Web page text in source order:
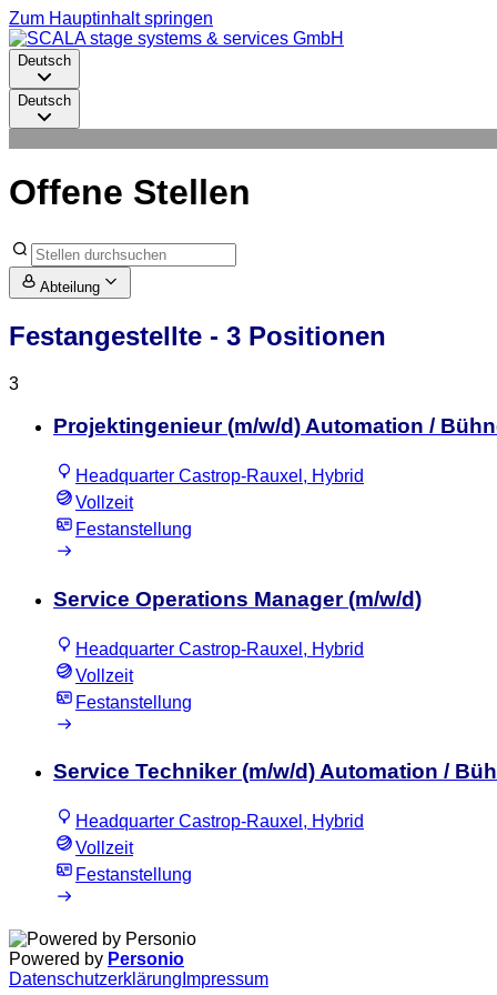
Zum Hauptinhalt springen
Deutsch
Deutsch
Offene Stellen
Abteilung
Festangestellte - 3 Positionen
3
Projektingenieur (m/w/d) Automation /
Headquarter Castrop-Rauxel, Hybrid
Vollzeit
Festanstellung
Service Operations Manager (m/w/d)
Headquarter Castrop-Rauxel, Hybrid
Vollzeit
Festanstellung
Service Techniker (m/w/d) Automation /
Headquarter Castrop-Rauxel, Hybrid
Vollzeit
Festanstellung
Powered by Personio
Datenschutzerklärung Impressum